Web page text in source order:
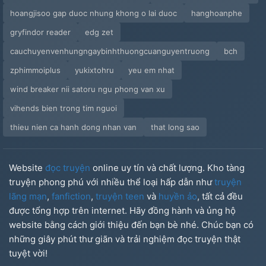
hoangjisoo gap duoc nhung khong o lai duoc
hanghoanphe
gryfindor reader
edg zet
cauchuyenvenhungngaybinhthuongcuanguyentruong
bch
zphimmoiplus
yukixtohru
yeu em nhat
wind breaker nii satoru ngu phong van xu
vihends bien trong tim nguoi
thieu nien ca hanh dong nhan van
that long sao
Website đọc truyện online uy tín và chất lượng. Kho tàng
truyện phong phú với nhiều thể loại hấp dẫn nhưtruyện
lãng mạn, fanfiction, truyện teen và huyền ảo, tất cả đều
được tổng hợp trên internet. Hãy đồng hành và ủng hộ
website bằng cách giới thiệu đến bạn bè nhé. Chúc bạn có
những giây phút thư giãn và trải nghiệm đọc truyện thật
tuyệt vời!